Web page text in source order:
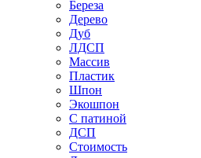
Береза
Дерево
Дуб
ЛДСП
Массив
Пластик
Шпон
Экошпон
С патиной
ДСП
Стоимость